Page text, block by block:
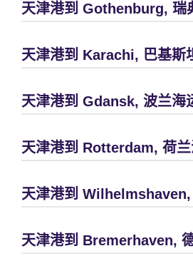
天津港到 Gothenburg, 瑞
天津港到 Karachi, 巴基斯
天津港到 Gdansk, 波兰海
天津港到 Rotterdam, 荷
天津港到
天津港到 Bremerhaven,